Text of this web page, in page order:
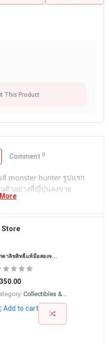
This Product
Comment 0
monster hunter รูปแรก
ตัวอย่างที่ญี่ปุ่นลงขาย
Store
ตาลิขสิทธิ์แท้มือสองจ...
Collectibles &...
Add to cart